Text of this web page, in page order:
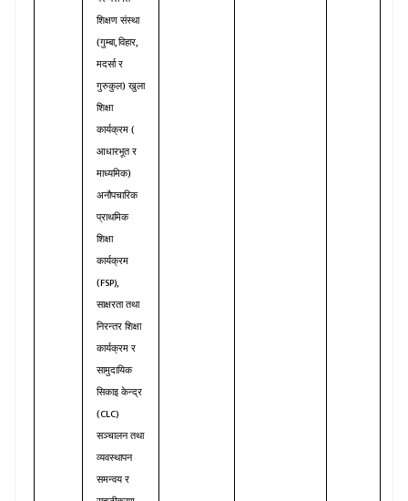
शिक्षण संस्था
(गुम्बा,विहार,
मदर्सा र
गुरुकुल) खुला
शिक्षा
कार्यक्रम (
आधारभूत र
माध्यमिक)
अनौपचारिक
प्राथमिक
शिक्षा
कार्यक्रम
(FSP),
साक्षरता तथा
निरन्तर शिक्षा
कार्यक्रम र
सामुदायिक
सिकाइ केन्द्र
(CLC)
सञ्चालन तथा
व्यवस्थापन
समन्वय र